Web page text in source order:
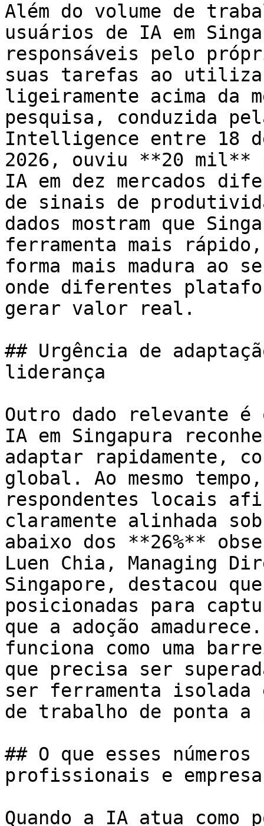
Além do volume de
usuários de IA em
responsáveis pelo
suas tarefas ao
ligeiramente acima da
pesquisa, conduzida
Intelligence entre 18
2026, ouviu **20 mil**
IA em dez mercados
de sinais de
dados mostram que
ferramenta mais
forma mais madura ao
onde diferentes
gerar valor real.
## Urgência de
liderança
Outro dado relevante é
IA em Singapura
adaptar rapidamente,
global. Ao mesmo
respondentes locais
claramente alinhada
abaixo dos **26%**
Luen Chia, Managing
Singapore, destacou
posicionadas para
que a adoção
funciona como uma
que precisa ser
ser ferramenta
de trabalho de ponta a
## O que esses
profissionais e
Quando a IA atua